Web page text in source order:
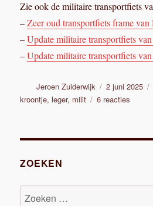
Zie ook de militaire transportfiets
–Zeer oud transportfiets frame van
–Update militaire transportfiets
–Update militaire transportfiets
Auteur
Jeroen Zuiderwijk
Geplaatst
op
2 juni 2025
kroontje,leger, milit 6 reacties
van
ZOEKEN
Zoeken